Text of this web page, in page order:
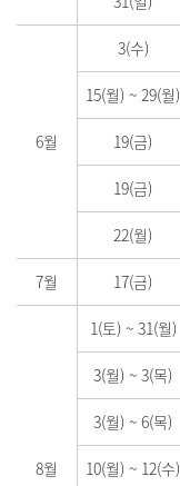
6월
3(수)
15(월) ~ 29(월)
19(금)
19(금)
22(월)
7월 17(금)
8월
1(토) ~31(월)
3(월) ~ 3(목)
3(월) ~ 6(목)
10(월) ~ 12(수)